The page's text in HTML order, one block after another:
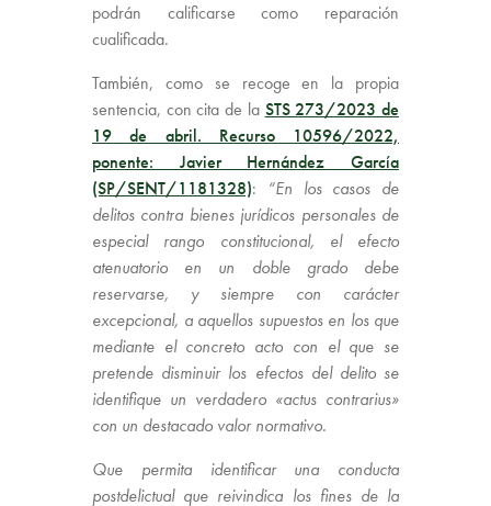
podrán calificarse como reparación
cualificada.
También, como se recoge en la propia
sentencia, con cita de la STS 273/2023 de
19 de abril. Recurso 10596/2022,
ponente: Javier Hernández García
(SP/SENT/1181328):
“En los casos de
delitos contra bienes jurídicos personales de
especial rango constitucional, el efecto
atenuatorio en un doble grado debe
reservarse, y siempre con carácter
excepcional, a aquellos supuestos en los que
mediante el concreto acto con el que se
pretende disminuir los efectos del delito se
identifique un verdadero «actus contrarius»
con un destacado valor normativo.
Que permita identificar una conducta
postdelictual que reivindica los fines de la